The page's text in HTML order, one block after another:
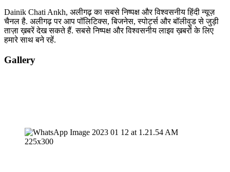
Dainik Chati Ankh, अलीगढ़ का सबसे निष्पक्ष और विश्वसनीय हिंदी न्यूज़
चैनल है. अलीगढ़ पर आप पॉलिटिक्स, बिजनेस, स्पोर्ट्स और बॉलीवुड से जुड़ी
ताज़ा ख़बरें देख सकते हैं. सबसे निष्पक्ष और विश्वसनीय लाइव ख़बरों के लिए
हमारे साथ बने रहें.
Gallery